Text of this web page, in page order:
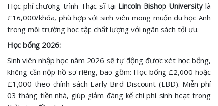
Học phí chương trình Thạc sĩ tại Lincoln Bishop Universitylà
£16,000/khóa, phù hợp với sinh viên mong muốn du học Anh
trong môi trường học tập chất lượng với ngân sách tối ưu.
Học bổng 2026:
Sinh viên nhập học năm 2026 sẽ tự động được xét học bổng,
không cần nộp hồ sơ riêng, bao gồm: Học bổng £2,000 hoặc
£1,000 theo chính sách Early Bird Discount (EBD). Miễn phí
03 tháng tiền nhà, giúp giảm đáng kể chi phí sinh hoạt trong